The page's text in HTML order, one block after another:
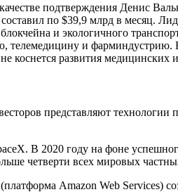
подтверждения Денис
по $39,9 млрд в месяц.
и экологичного
телемедицину и
коснется развития
представляют
В 2020 году на фоне
четверти всех мировых
Amazon Web Services)